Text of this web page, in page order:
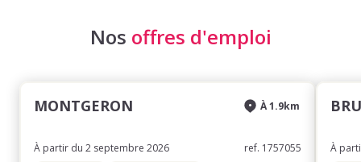
Nos offres d'emploi
MONTGERON
À partir du 2 septembre 2026
À 1.9km
ref. 1757055 À